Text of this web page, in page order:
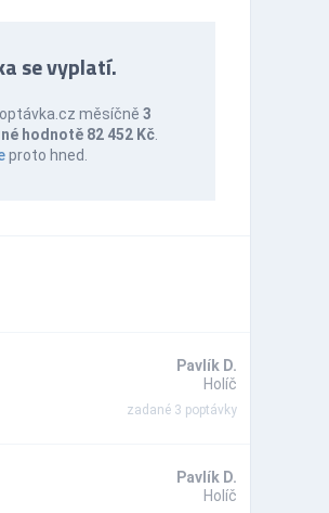
se vyplatí.
měsíčně3
hodnotě 82 452 Kč.
proto hned.
Pavlík D.
Holíč
zadané 3 poptávky
Pavlík D.
Holíč